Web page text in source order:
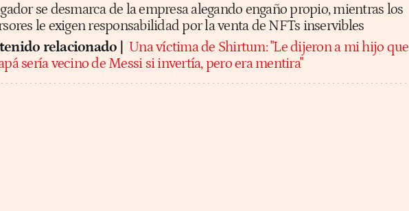
se desmarca de la empresa alegando engaño propio, mientras los
le exigen responsabilidad por la venta de NFTs inservibles
relacionado |
Una víctima de Shirtum: "Le dijeron a mi hijo que
sería vecino de Messi si invertía, pero era mentira"